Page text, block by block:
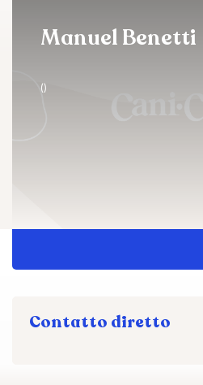
Manuel Benetti
()
Contatto diretto